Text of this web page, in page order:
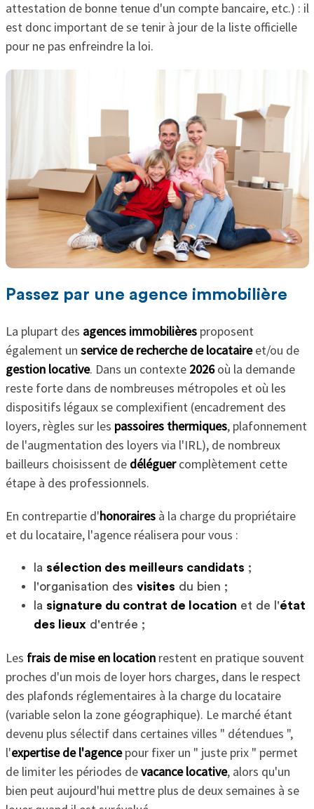
attestation de bonne tenue d'un compte bancaire, etc.) : il
est donc important de se tenir à jour de la liste officielle
pour ne pas enfreindre la loi.
Passez par une agence immobilière
La plupart des agences immobilièresproposent
également un service de recherche de locataireet/ou de
gestion locative. Dans un contexte 2026où la demande
reste forte dans de nombreuses métropoles et où les
dispositifs légaux se complexifient (encadrement des
loyers, règles sur les passoires thermiques, plafonnement
de l'augmentation des loyers via l'IRL), de nombreux
bailleurs choisissent de déléguercomplètement cette
étape à des professionnels.
En contrepartie d'honorairesà la charge du propriétaire
et du locataire, l'agence réalisera pour vous :
la sélection des meilleurs candidats ;
l'organisation des visites du bien ;
la signature du contrat de location et de l'état
des lieux d'entrée ;
Les frais de mise en locationrestent en pratique souvent
proches d'un mois de loyer hors charges, dans le respect
des plafonds réglementaires à la charge du locataire
(variable selon la zone géographique). Le marché étant
devenu plus sélectif dans certaines villes " détendues ",
l'expertise de l'agencepour fixer un " juste prix " permet
de limiter les périodes devacance locative, alors qu'un
bien peut aujourd'hui mettre plus de deux semaines à se